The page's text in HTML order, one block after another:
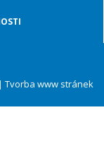
| Tvorba www stránek